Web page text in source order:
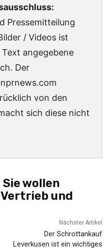
Pressemitteilung
/ Videos ist
angegebene
Der
von den
sich diese nicht
Sie wollen
und
Nächster Artikel
Der Schrottankauf
Leverkusen ist ein wichtiges